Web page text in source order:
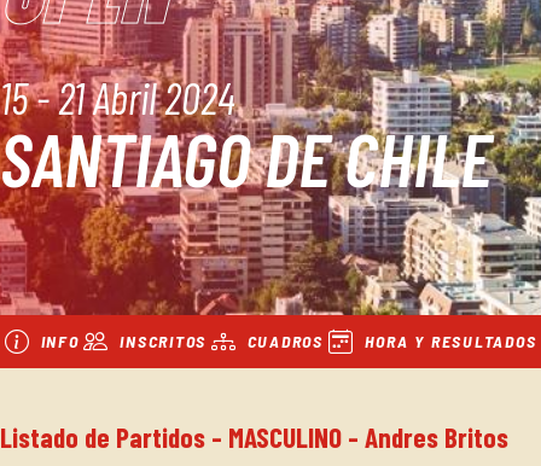
15 - 21 Abril 2024
SANTIAGO DE CHILE
INFO INSCRITOS CUADROS HORA Y RESULTADOS
Listado de Partidos - MASCULINO - Andres Britos